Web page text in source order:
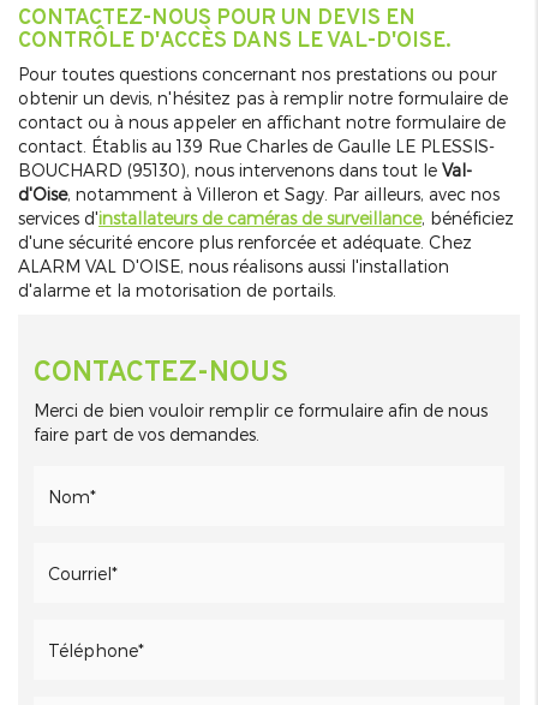
CONTACTEZ-NOUS POUR UN DEVIS EN
CONTRÔLE D'ACCÈS DANS LE VAL-D'OISE.
Pour toutes questions concernant nos prestations ou pour
obtenir un devis, n'hésitez pas à remplir notre formulaire de
contact ou à nous appeler en affichant notre formulaire de
contact. Établis au 139 Rue Charles de Gaulle LE PLESSIS-
BOUCHARD (95130), nous intervenons dans tout le Val-
d'Oise, notamment à Villeron et Sagy. Par ailleurs, avec nos
services d'installateurs de caméras de surveillance, bénéficiez
d'une sécurité encore plus renforcée et adéquate. Chez
ALARM VAL D'OISE, nous réalisons aussi l'installation
d'alarme et la motorisation de portails.
CONTACTEZ-NOUS
Merci de bien vouloir remplir ce formulaire afin de nous
faire part de vos demandes.